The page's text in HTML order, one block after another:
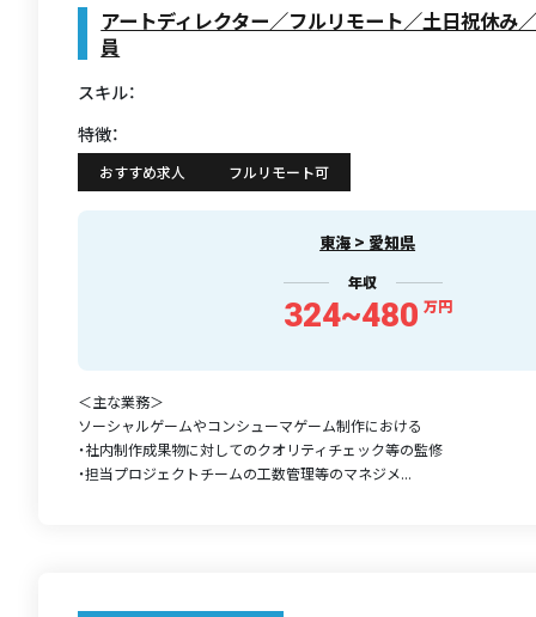
アートディレクター／フルリモート／土日祝休み
員
スキル：
特徴：
おすすめ求人 フルリモート可
東海 > 愛知県
年収
324~480 万円
＜主な業務＞
ソーシャルゲームやコンシューマゲーム制作における
・社内制作成果物に対してのクオリティチェック等の監修
・担当プロジェクトチームの工数管理等のマネジメ...